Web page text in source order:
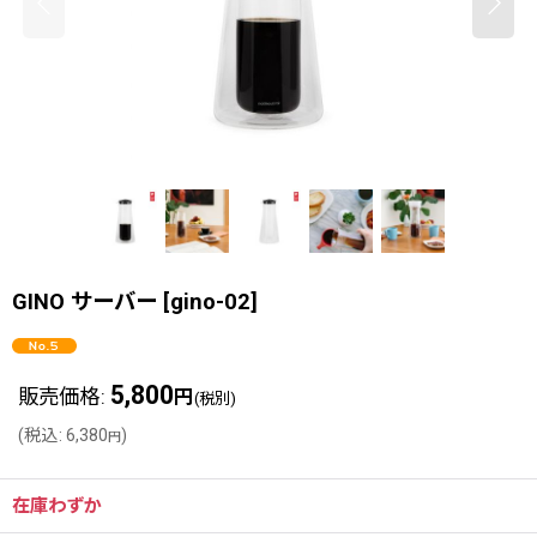
GINO サーバー [gino-02]
販売価格: 5,800 円 (税別)
(税込: 6,380円)
在庫わずか